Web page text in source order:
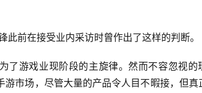
前在接受业内采访时曾作出了这样的判断。
了游戏业现阶段的主旋律。然而不容忽视的
市场，尽管大量的产品令人目不暇接，但真